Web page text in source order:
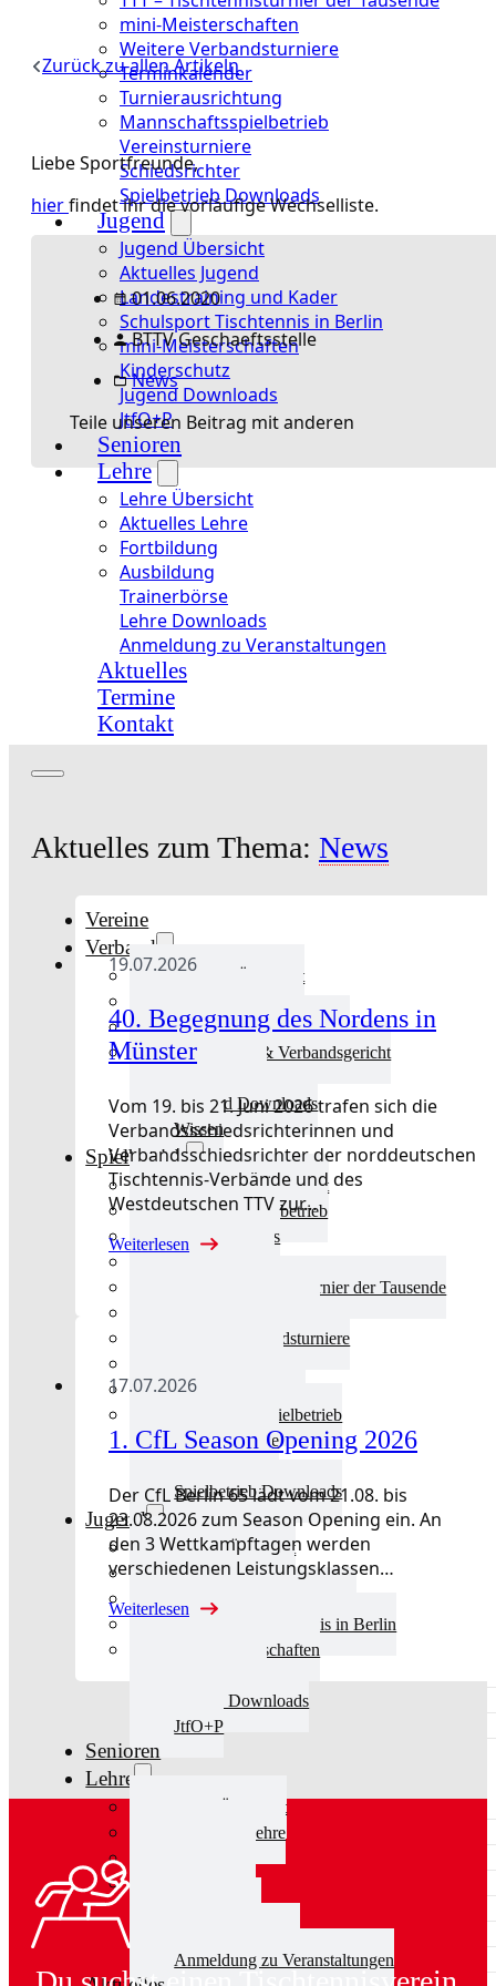
mini-Meisterschaften
Weitere Verbandsturniere
Terminkalender
Turnierausrichtung
Mannschaftsspielbetrieb
Vereinsturniere
Schiedsrichter
Spielbetrieb Downloads
Jugend
Jugend Übersicht
Aktuelles Jugend
Landestraining und Kader
Schulsport Tischtennis in Berlin
mini-Meisterschaften
Kinderschutz
Jugend Downloads
JtfO+P
Senioren
Lehre
Lehre Übersicht
Aktuelles Lehre
Fortbildung
Ausbildung
Trainerbörse
Lehre Downloads
Anmeldung zu Veranstaltungen
Aktuelles
Termine
Kontakt
Vereine
Verband
Verband Übersicht
Präsidium & Funktionäre
Ausschüsse & Verbandsgericht
Verband Downloads
Wissen
Spielbetrieb
Spielbetrieb Übersicht
Aktuelles Spielbetrieb
BEM & Qualis
TTT – Tischtennisturnier der Tausende
Weitere Verbandsturniere
Turnierausrichtung
Mannschaftsspielbetrieb
Vereinsturniere
Spielbetrieb Downloads
Jugend
Jugend Übersicht
Aktuelles Jugend
Landestraining und Kader
Schulsport Tischtennis in Berlin
mini-Meisterschaften
Jugend Downloads
JtfO+P
Senioren
Lehre
Lehre Übersicht
Aktuelles Lehre
Ausbildung
Trainerbörse
Lehre Downloads
Anmeldung zu Veranstaltungen
Zurück zu allen Artikeln
Liebe Sportfreunde,
hierfindet ihr die vorläufige Wechselliste.
01.06.2020
BTTV Geschaeftsstelle
News
Teile unseren Beitrag mit anderen
Aktuelles zum Thema: News
19.07.2026
40. Begegnung des Nordens in
Münster
Vom 19. bis 21. Juni 2026 trafen sich die
Verbandsschiedsrichterinnen und
Verbandsschiedsrichter der norddeutschen
Tischtennis-Verbände und des
Westdeutschen TTV zur…
Weiterlesen
17.07.2026
1. CfL Season Opening 2026
Der CfL Berlin 65 lädt vom 21.08. bis
23.08.2026 zum Season Opening ein. An
den 3 Wettkampftagen werden
verschiedenen Leistungsklassen…
Weiterlesen